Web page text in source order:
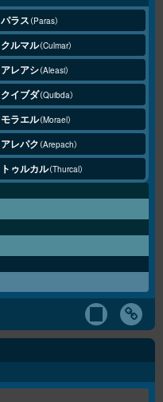
パラス Paras
クルマル Culmar
アレアシ Aleasi
クイブダ Quibda
モラエル Morael
アレパク Arepach
トゥルカル Thurcal